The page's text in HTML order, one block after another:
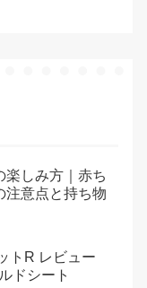
楽しみ方｜赤ち
注意点と持ち物
トR レビュー
ドシート